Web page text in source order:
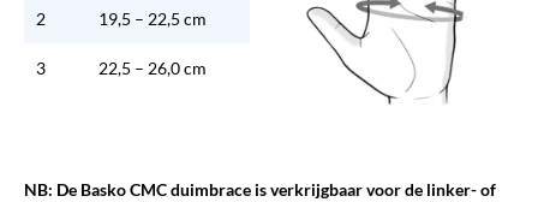
2 19,5 – 22,5 cm
3 22,5 – 26,0 cm
NB: De Basko CMC duimbrace is verkrijgbaar voor de linker- of